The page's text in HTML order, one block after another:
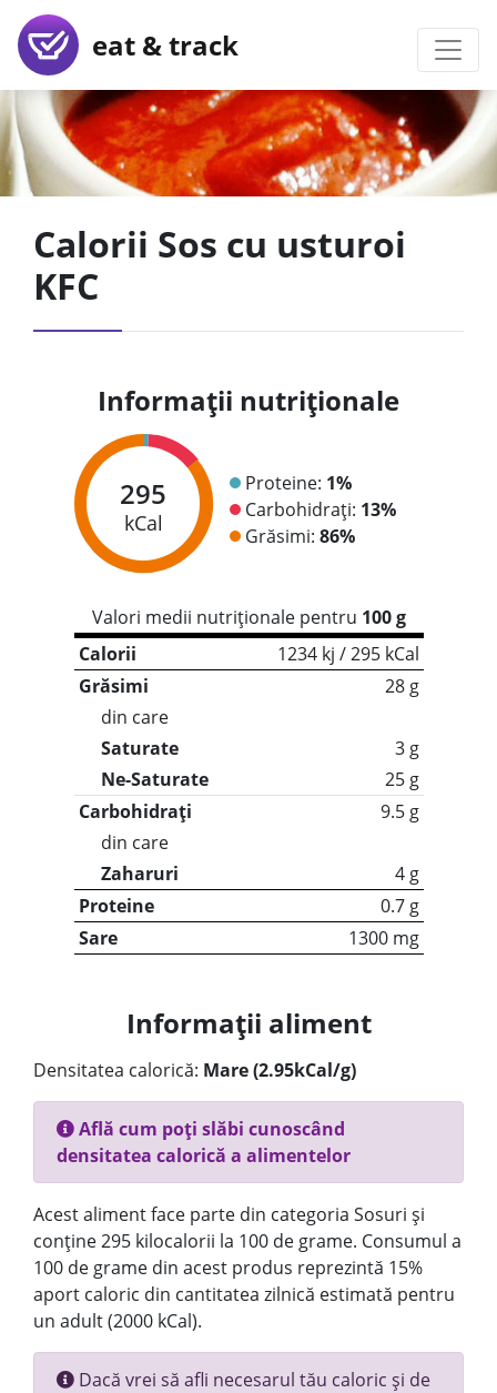
eat & track
Calorii Sos cu usturoi
KFC
Informații nutriționale
295
kCal
Proteine: 1%
Carbohidrați: 13%
Grăsimi: 86%
Valori medii nutriționale pentru 100 g
Calorii
1234 kj / 295 kCal
Grăsimi
28 g
din care
Saturate
3 g
Ne-Saturate
25 g
Carbohidrați
9.5 g
din care
Zaharuri
4 g
Proteine
0.7 g
Sare
1300 mg
Informații aliment
Densitatea calorică: Mare (2.95kCal/g)
Află cum poți slăbi cunoscând
densitatea calorică a alimentelor
Acest aliment face parte din categoria Sosuri și
conține 295 kilocalorii la 100 de grame. Consumul a
100 de grame din acest produs reprezintă 15%
aport caloric din cantitatea zilnică estimată pentru
un adult (2000 kCal).
Dacă vrei să afli necesarul tău caloric și de